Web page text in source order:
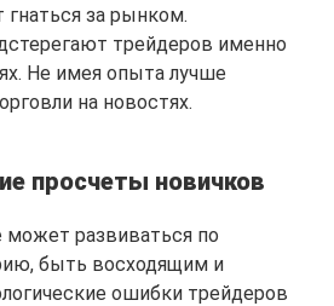
гнаться за рынком.
трейдеров именно
Не имея опыта лучше
на новостях.
просчеты новичков
развиваться по
быть восходящим и
ошибки трейдеров